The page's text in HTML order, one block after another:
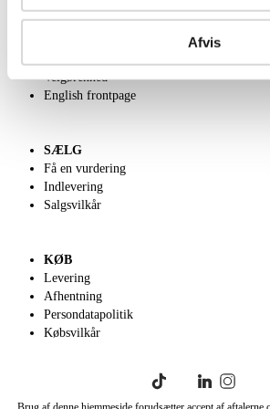
Afvis
OM OS
Velgørenhed
English frontpage
SÆLG
Få en vurdering
Indlevering
Salgsvilkår
KØB
Levering
Afhentning
Persondatapolitik
Købsvilkår